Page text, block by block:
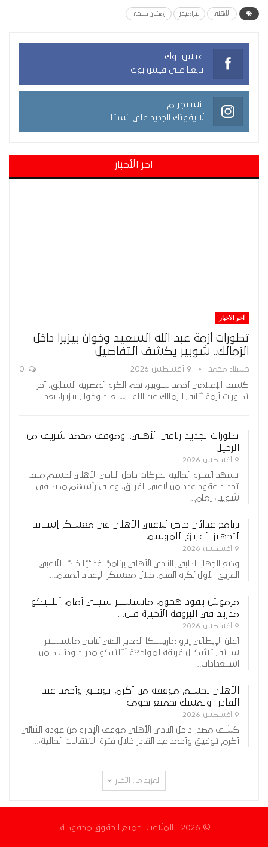
الأهلي بيراميدز رمضان صبحي
فيس بوك
تابعنا على فيس بوك
انستجرام
لا يفوتك الجديد على انستا
آخر الأخبار
آخر الأخبار
تطورات أزمة عبد الله السعيد وخوان بيزيرا داخل
الزمالك.. شوبير يكشف التفاصيل
حسناء محمد 9 أغسطس 2026
كشف الإعلامي أحمد شوبير، نجم الكرة المصرية السابق، آخر
تطورات أزمة ثنائي الزمالك عبد الله السعيد وخوان بيزيرا، بعد…
تطورات تجديد رباعي الأهلي.. وموقف محمد شريف من
الرحيل
9 أغسطس 2026
تشهد الفترة الحالية تحركات داخل النادي الأهلي لحسم ملف
تجديد عقود عدد من لاعبي الفريق، وعلى رأسهم مصطفى
شوبير، إمام…
برنامج غذائي خاص للاعبي الأهلي في معسكر إسبانيا
لتجهيز الفريق للموسم…
9 أغسطس 2026
وضع الجهاز الطبي بالنادي الأهلي برنامجًا غذائيًا خاصًا للاعبي
الفريق الأول لكرة القدم خلال معسكر الإعداد المقام…
مرموش يقود هجوم مانشستر سيتي أمام أتلتيكو
مدريد في البروفة الأخيرة قبل…
9 أغسطس 2026
أعلن الإيطالي إنزو ماريسكا المدير الفني لنادي مانشستر
سيتي تشكيل فريقه لمواجهة أتلتيكو مدريد وديًا، ضمن
استعدادات…
الأهلي يحسم موقفه من أكرم توفيق وأحمد عبد
القادر.. وتمسك بجميع نجومه
9 أغسطس 2026
كشف مصدر داخل النادي الأهلي موقف الإدارة من عودة الثنائي
أكرم توفيق وأحمد عبد القادر خلال فترة الانتقالات الحالية،…
المزيد من الأخبار
© 2026 - الملاعب. جميع الحقوق محفوظة.